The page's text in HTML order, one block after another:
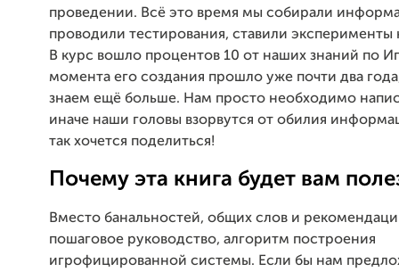
проведении. Всё это время мы собирали
проводили тестирования, ставили эксперименты
В курс вошло процентов 10 от наших знаний по
момента его создания прошло уже почти два
знаем ещё больше. Нам просто необходимо
иначе наши головы взорвутся от обилия
так хочется поделиться!
Почему эта книга будет вам
Вместо банальностей, общих слов и
пошаговое руководство, алгоритм построения
игрофицированной системы. Если бы нам